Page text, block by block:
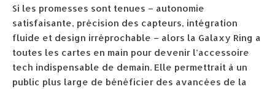
Si les promesses sont tenues – autonomie
satisfaisante, précision des capteurs, intégration
fluide et design irréprochable – alors la Galaxy Ring a
toutes les cartes en main pour devenir l’accessoire
tech indispensable de demain. Elle permettrait à un
public plus large de bénéficier des avancées de la